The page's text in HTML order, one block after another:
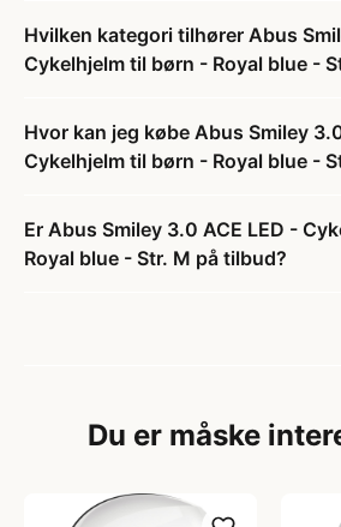
Hvilken kategori tilhører Abus
Cykelhjelm til børn - Royal blue -
Hvor kan jeg købe Abus Smiley
Cykelhjelm til børn - Royal blue -
Er Abus Smiley 3.0 ACE LED -
Royal blue - Str. M på tilbud?
Du er måske